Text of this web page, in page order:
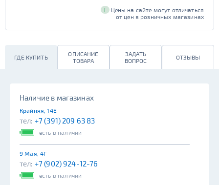
i
Цены на сайте могут отличаться
от цен в розничных магазинах
ГДЕ КУПИТЬ
ОПИСАНИЕ
ТОВАРА
ЗАДАТЬ
ВОПРОС
ОТЗЫВЫ
Наличие в магазинах
Крайняя, 14Е
тел: +7 (391) 209 63 83
есть в наличии
9 Мая, 4Г
тел: +7 (902) 924-12-76
есть в наличии